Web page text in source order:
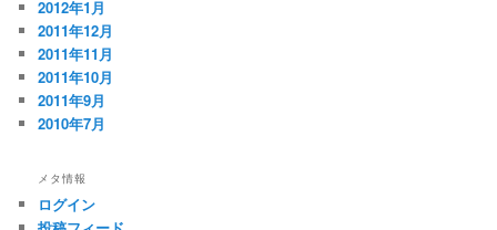
2012年1月
2011年12月
2011年11月
2011年10月
2011年9月
2010年7月
メタ情報
ログイン